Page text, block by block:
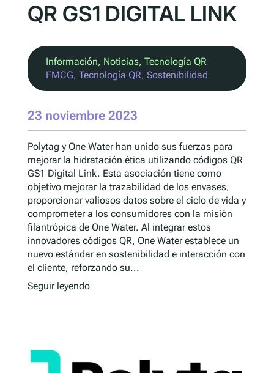
QR GS1 DIGITAL LINK
Información, Noticias, Tecnología QR
FMCG, Tecnología QR, Sostenibilidad
23 noviembre 2023
Polytag y One Water han unido sus fuerzas para
mejorar la hidratación ética utilizando códigos QR
GS1 Digital Link. Esta asociación tiene como
objetivo mejorar la trazabilidad de los envases,
proporcionar valiosos datos sobre el ciclo de vida y
comprometer a los consumidores con la misión
filantrópica de One Water. Al integrar estos
innovadores códigos QR, One Water establece un
nuevo estándar en sostenibilidad e interacción con
el cliente, reforzando su...
Seguir leyendo